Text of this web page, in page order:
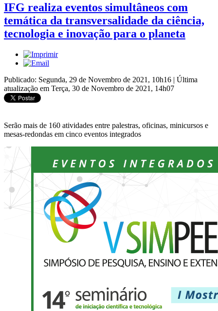
IFG realiza eventos simultâneos com
temática da transversalidade da ciência,
tecnologia e inovação para o planeta
Publicado: Segunda, 29 de Novembro de 2021, 10h16 | Última
atualização em Terça, 30 de Novembro de 2021, 14h07
Serão mais de 160 atividades entre palestras, oficinas, minicursos e
mesas-redondas em cinco eventos integrados